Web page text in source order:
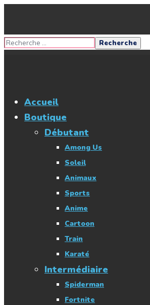
Accueil
Boutique
Débutant
Among Us
Soleil
Animaux
Sports
Anime
Cartoon
Train
Karaté
Intermédiaire
Spiderman
Fortnite